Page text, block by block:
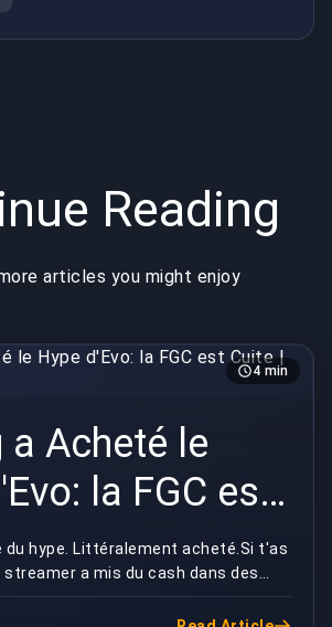
Reading
articles you might enjoy
4 min
a Acheté le
la FGC est
du hype. Littéralement acheté.Si t'as
streamer a mis du cash dans des
de Rivals of Aether II p...